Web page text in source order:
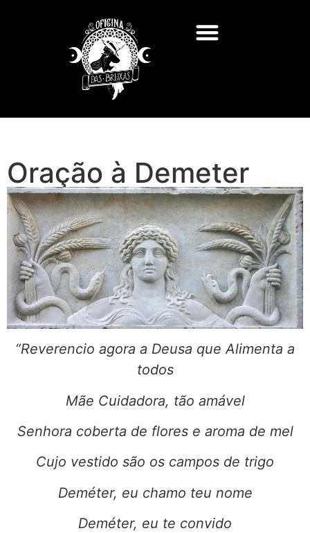
Oração à Demeter
“Reverencio agora a Deusa que Alimenta a
todos
Mãe Cuidadora, tão amável
Senhora coberta de flores e aroma de mel
Cujo vestido são os campos de trigo
Deméter, eu chamo teu nome
Deméter, eu te convido